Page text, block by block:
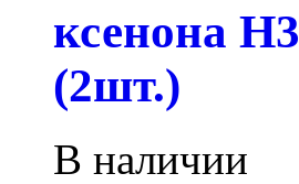
ксенона H3
(2шт.)
В наличии